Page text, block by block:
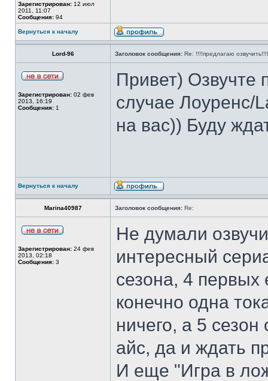
Зарегистрирован: 12 июл
2011, 11:07
Сообщения: 94
Вернуться к началу
Lord-96 Заголовок сообщения: Re: !!!!предлагаю озвучить!!!!
Зарегистрирован: 02 фев
2013, 16:19
Сообщения: 1
Привет)
случае Лоуренс/
на вас)) Буду
Вернуться к началу
Marina40987 Заголовок сообщения: Re:
Зарегистрирован: 24 фев
2013, 02:18
Сообщения: 3
Не думали
интересный
сезона, 4 первых
конечно одна
ничего, а 5 сезон
айс, да и ждать
И еще "Игра в